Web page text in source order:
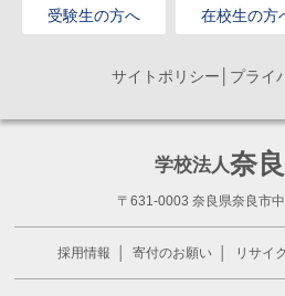
受験生の方へ 在校生の方
サイトポリシー│プライ
学校法人奈
〒631-0003 奈良県奈良市
採用情報 寄付のお願い リサイ